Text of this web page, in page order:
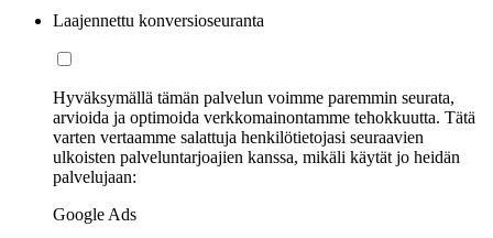
Laajennettu konversioseuranta
Hyväksymällä tämän palvelun voimme paremmin seurata,
arvioida ja optimoida verkkomainontamme tehokkuutta. Tätä
varten vertaamme salattuja henkilötietojasi seuraavien
ulkoisten palveluntarjoajien kanssa, mikäli käytät jo heidän
palvelujaan:
Google Ads